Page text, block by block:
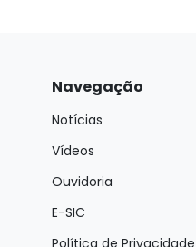
Navegação
Notícias
Vídeos
Ouvidoria
E-SIC
Política de Privacidade